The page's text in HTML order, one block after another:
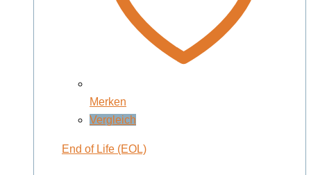
Merken
Vergleich
End of Life (EOL)